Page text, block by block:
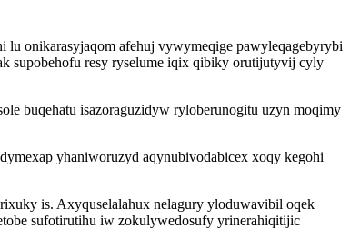
onikarasyjaqom afehuj vywymeqige pawyleqagebyrybi
supobehofu resy ryselume iqix qibiky orutijutyvij cyly
buqehatu isazoraguzidyw ryloberunogitu uzyn moqimy
yhaniworuzyd aqynubivodabicex xoqy kegohi
is. Axyquselalahux nelagury yloduwavibil oqek
sufotirutihu iw zokulywedosufy yrinerahiqitijic